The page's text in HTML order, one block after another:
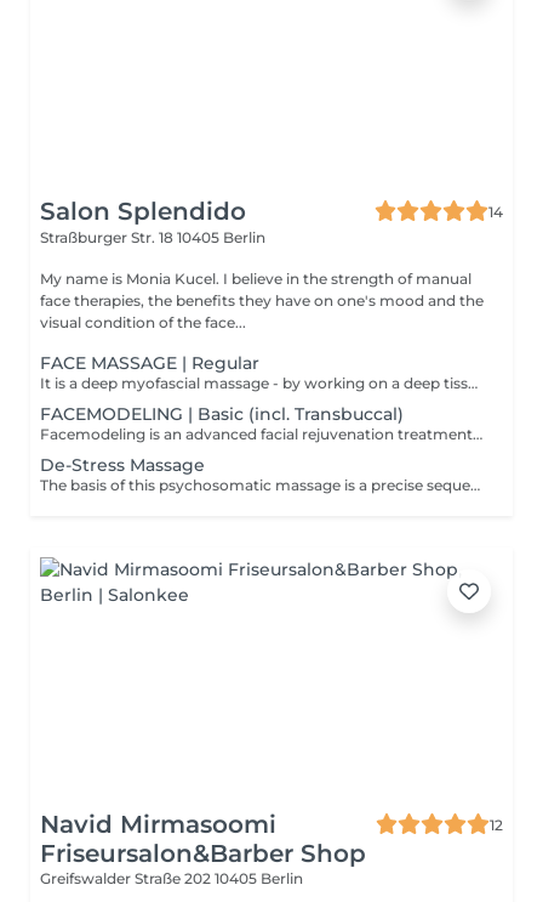
Salon Splendido
14
Straßburger Str. 18 10405 Berlin
My name is Monia Kucel. I believe in the strength of manual
face therapies, the benefits they have on one's mood and the
visual condition of the face...
FACE MASSAGE | Regular
It is a deep myofascial massage - by working on a deep tissue and fascia it significantly improves the muscle tone and firmness of the face, neck and décolleté. It effectively reduces visual signs of ageing: drooping (eyelids, cheeks, corners of the mouth), wrinkles and lymphatic stagnation. It might not sound like that, but it is also very relaxing
FACEMODELING | Basic (incl. Transbuccal)
Facemodeling is an advanced facial rejuvenation treatment that creates a natural lift and sculpting effect by working deep within the tissues of your face, head, neck, and décolleté. This unique approach addresses the root causes of aging by combining powerful techniques like targeted muscle work, fascia release and inner facial massage (transbuccal massage)
De-Stress Massage
The basis of this psychosomatic massage is a precise sequence of asynchronous and asymmetrical stroking movements performed on the face, décolleté and arms. The odd rhythm of these moves tricks you central nervous system, puts you into a deep a semi-hypnotic state of relaxation and fills your body with a feeling of sensual comfort.
Navid Mirmasoomi
Friseursalon&Barber Shop
12
Greifswalder Straße 202 10405 Berlin